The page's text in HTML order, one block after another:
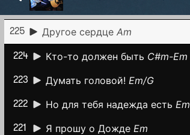
Наш чудо -Роллин
225 Другое сердце Am
224 Кто-то должен быть C#m-Em
223 Думать головой! Em/G
222 Но для тебя надежда есть Em
221 Я прошу о Дожде Em